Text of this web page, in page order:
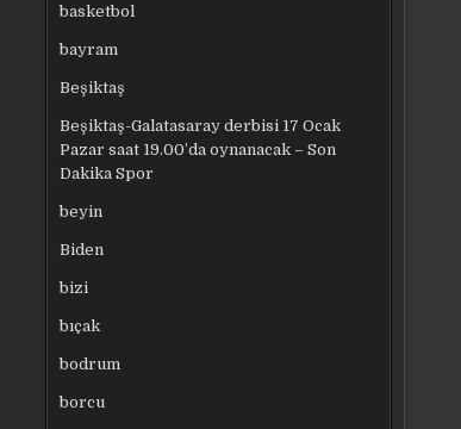
basketbol
bayram
Beşiktaş
Beşiktaş-Galatasaray derbisi 17 Ocak
Pazar saat 19.00’da oynanacak – Son
Dakika Spor
beyin
Biden
bizi
bıçak
bodrum
borcu